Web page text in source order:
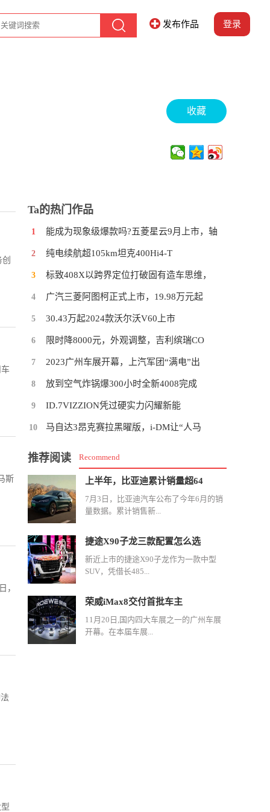
发布作品 登录
收藏
斯
，
Ta的热门作品
1 能成为现象级爆款吗?五菱星云9月上市，轴
2 纯电续航超105km坦克400Hi4-T
3 标致408X以跨界定位打破固有造车思维，
4 广汽三菱阿图柯正式上市，19.98万元起
5 30.43万起2024款沃尔沃V60上市
6 限时降8000元，外观调整，吉利缤瑞CO
7 2023广州车展开幕，上汽军团“满电”出
8 放到空气炸锅爆300小时全新4008完成
9 ID.7VIZZION凭过硬实力闪耀新能
10 马自达3昂克赛拉黑曜版，i-DM让“人马
推荐阅读 Recommend
上半年，比亚迪累计销量超64
7月3日，比亚迪汽车公布了今年6月的销
量数据。累计销售新...
捷途X90子龙三款配置怎么选
新近上市的捷途X90子龙作为一款中型
SUV，凭借长485...
荣威iMax8交付首批车主
11月20日,国内四大车展之一的广州车展
开幕。在本届车展...